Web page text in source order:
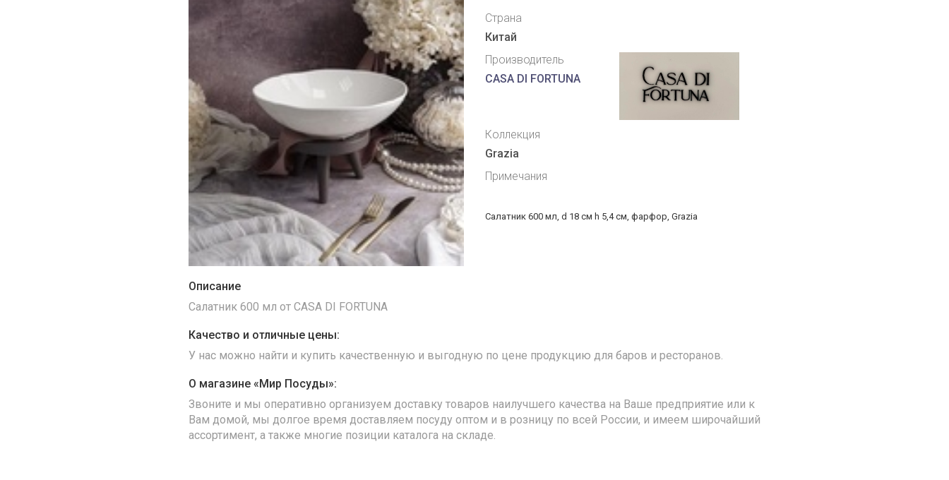
Страна
Китай
Производитель
CASA DI FORTUNA
Коллекция
Grazia
Примечания
Салатник 600 мл, d 18 см h 5,4 см, фарфор, Grazia
Описание
Салатник 600 мл от CASA DI FORTUNA
Качество и отличные цены:
У нас можно найти и купить качественную и выгодную по цене продукцию для баров и ресторанов.
О магазине «Мир Посуды»:
Звоните и мы оперативно организуем доставку товаров наилучшего качества на Ваше предприятие или к
Вам домой, мы долгое время доставляем посуду оптом и в розницу по всей России, и имеем широчайший
ассортимент, а также многие позиции каталога на складе.